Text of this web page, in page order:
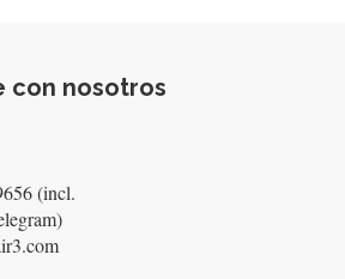
con nosotros
(incl.